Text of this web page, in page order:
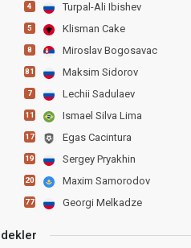
4 Turpal-Ali Ibishev
5 Klisman Cake
8 Miroslav Bogosavac
81 Maksim Sidorov
7 Lechii Sadulaev
11 Ismael Silva Lima
17 Egas Cacintura
19 Sergey Pryakhin
20 Maxim Samorodov
77 Georgi Melkadze